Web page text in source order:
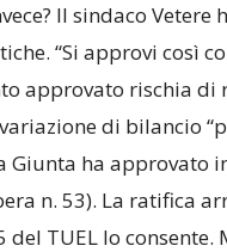
Il sindaco Vetere
“Si approvi così
approvato rischia
di bilancio
ha approvato
n. 53). La ratifica
TUEL lo consente.